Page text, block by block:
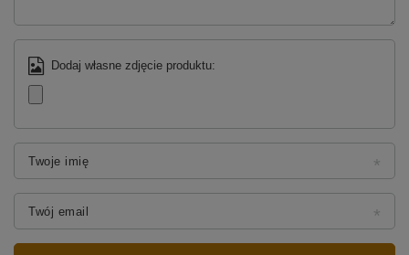
Dodaj własne zdjęcie produktu:
Twoje imię
Twój email